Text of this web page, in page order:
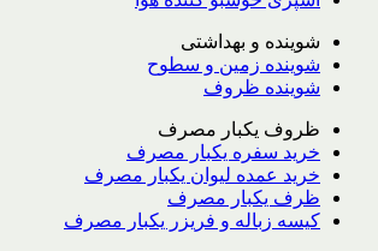
شوینده و بهداشتی
شوینده زمین و سطوح
شوینده ظروف
ظروف یکبار مصرف
خرید سفره یکبار مصرف
خرید عمده لیوان یکبار مصرف
ظرف یکبار مصرف
کیسه زباله و فریزر یکبار مصرف